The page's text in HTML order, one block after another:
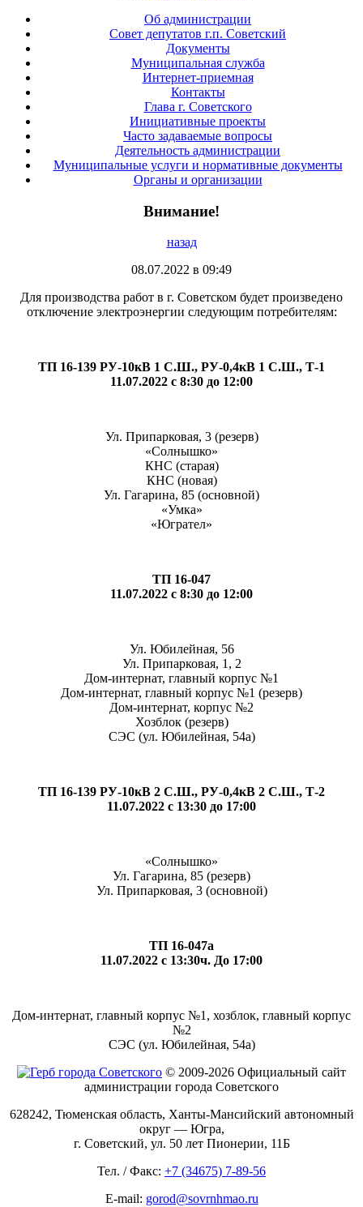
Об администрации
Совет депутатов г.п. Советский
Документы
Муниципальная служба
Интернет-приемная
Контакты
Глава г. Советского
Инициативные проекты
Часто задаваемые вопросы
Деятельность администрации
Муниципальные услуги и нормативные документы
Органы и организации
Внимание!
назад
08.07.2022 в 09:49
Для производства работ в г. Советском будет произведено
отключение электроэнергии следующим потребителям:
ТП 16-139 РУ-10кВ 1 С.Ш., РУ-0,4кВ 1 С.Ш., Т-1
11.07.2022 с 8:30 до 12:00
Ул. Припарковая, 3 (резерв)
«Солнышко»
КНС (старая)
КНС (новая)
Ул. Гагарина, 85 (основной)
«Умка»
«Югрател»
ТП 16-047
11.07.2022 с 8:30 до 12:00
Ул. Юбилейная, 56
Ул. Припарковая, 1, 2
Дом-интернат, главный корпус №1
Дом-интернат, главный корпус №1 (резерв)
Дом-интернат, корпус №2
Хозблок (резерв)
СЭС (ул. Юбилейная, 54а)
ТП 16-139 РУ-10кВ 2 С.Ш., РУ-0,4кВ 2 С.Ш., Т-2
11.07.2022 с 13:30 до 17:00
«Солнышко»
Ул. Гагарина, 85 (резерв)
Ул. Припарковая, 3 (основной)
ТП 16-047а
11.07.2022 с 13:30ч. До 17:00
Дом-интернат, главный корпус №1, хозблок, главный корпус
№2
СЭС (ул. Юбилейная, 54а)
© 2009-2026 Официальный сайт
администрации города Советского
628242, Тюменская область, Ханты-Мансийский автономный
округ — Югра,
г. Советский, ул. 50 лет Пионерии, 11Б
Тел. / Факс: +7 (34675) 7-89-56
E-mail: gorod@sovrnhmao.ru